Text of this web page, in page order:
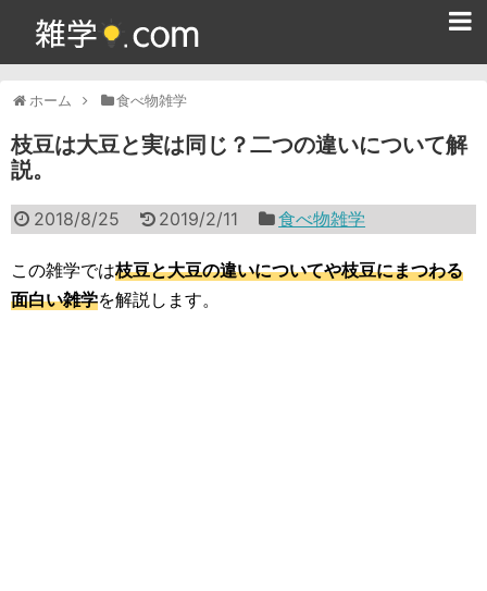
ホーム 食べ物雑学
枝豆は大豆と実は同じ？二つの違いについて解
説。
2018/8/25 2019/2/11 食べ物雑学
この雑学では枝豆と大豆の違いについてや枝豆にまつわる
面白い雑学を解説します。
365日雑学カレンダー
面白い雑学
ためになる雑学
スポーツ雑学